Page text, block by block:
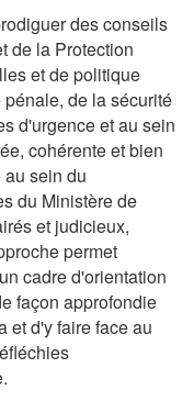
des conseils
de la Protection
et de politique
de la sécurité
d'urgence et au sein
cohérente et bien
sein du
du Ministère de
et judicieux,
permet
cadre d'orientation
façon approfondie
et d'y faire face au